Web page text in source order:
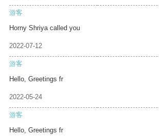
游客
Horny Shriya called you
2022-07-12
游客
Hello, Greetings fr
2022-05-24
游客
Hello, Greetings fr